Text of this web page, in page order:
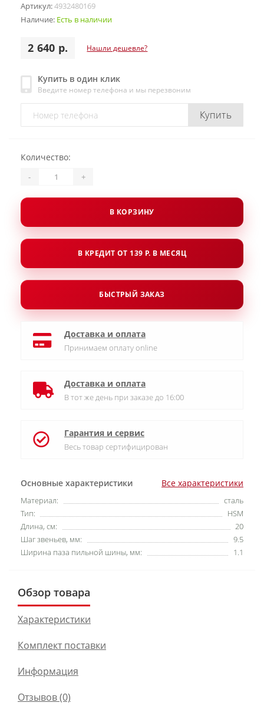
Артикул:4932480169
Наличие: Есть в наличии
2 640 р. Нашли дешевле?
Купить в один клик
Введите номер телефона и мы перезвоним
Купить
Основные характеристики Все характеристики
Материал:
сталь
Тип:
HSM
Длина, см:
20
Шаг звеньев, мм:
9.5
Ширина паза пильной шины, мм:
1.1
Количество:
- +
В КОРЗИНУ
В КРЕДИТ ОТ 139 Р. В МЕСЯЦ
БЫСТРЫЙ ЗАКАЗ
Доставка и оплата
Принимаем оплату online
Доставка и оплата
В тот же день при заказе до 16:00
Гарантия и сервис
Весь товар сертифицирован
Обзор товара
Характеристики
Комплект поставки
Информация
Отзывов (0)